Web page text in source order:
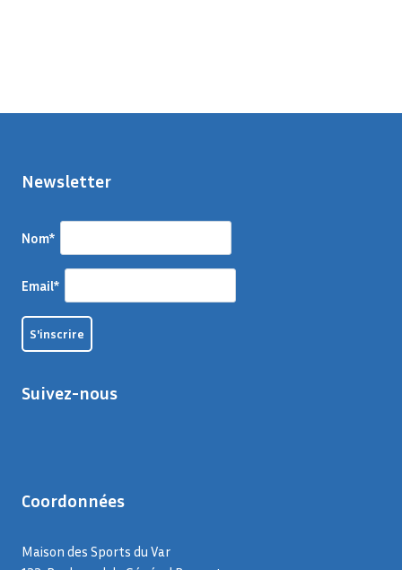
Newsletter
Nom*
Email*
Suivez-nous
Coordonnées
Maison des Sports du Var